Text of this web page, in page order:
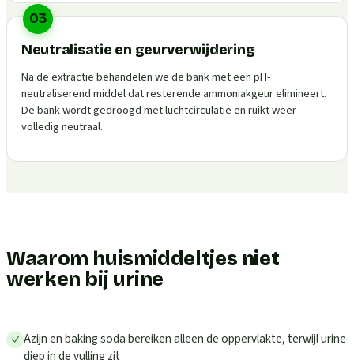
03
Neutralisatie en geurverwijdering
Na de extractie behandelen we de bank met een pH-
neutraliserend middel dat resterende ammoniakgeur elimineert.
De bank wordt gedroogd met luchtcirculatie en ruikt weer
volledig neutraal.
Waarom huismiddeltjes niet
werken bij urine
Azijn en baking soda bereiken alleen de oppervlakte, terwijl urine
diep in de vulling zit